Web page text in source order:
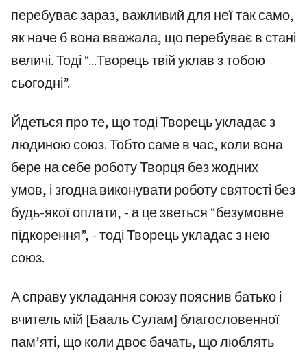
перебуває зараз, важливий для неї так само,
як наче б вона вважала, що перебуває в стані
величі. Тоді “...Творець твій уклав з тобою
сьогодні”.
Йдеться про те, що тоді Творець укладає з
людиною союз. Тобто саме в час, коли вона
бере на себе роботу Творця без жодних
умов, і згодна виконувати роботу святості без
будь-якої оплати, - а це зветься “безумовне
підкорення”, - тоді Творець укладає з нею
союз.
А справу укладання союзу пояснив батько і
вчитель мій [Бааль Сулам] благословенної
пам’яті, що коли двоє бачать, що люблять